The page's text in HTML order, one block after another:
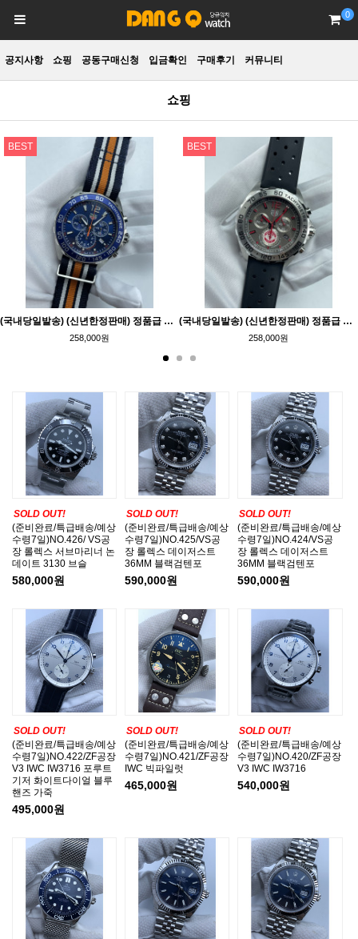
0
공지사항 쇼핑 공동구매신청 입금확인 구매후기 커뮤니티
쇼핑
BEST
(국내당일발송) (신년한정판매) 정품급 태그호이어 CAZ1014
258,000원
BEST
(국내당일발송) (신년한정판매) 정품급 태그호이어 CAZ101M.FT8024
258,000원
SOLD OUT!
(준비완료/특급배송/예상
수령7일)NO.426/ VS공
장 롤렉스 서브마리너 논
데이트 3130 브슬
580,000원
SOLD OUT!
(준비완료/특급배송/예상
수령7일)NO.425/VS공
장 롤렉스 데이저스트
36MM 블랙검텐포
590,000원
SOLD OUT!
(준비완료/특급배송/예상
수령7일)NO.424/VS공
장 롤렉스 데이저스트
36MM 블랙검텐포
590,000원
SOLD OUT!
(준비완료/특급배송/예상
수령7일)NO.422/ZF공장
V3 IWC IW3716 포루트
기저 화이트다이얼 블루
핸즈 가죽
495,000원
SOLD OUT!
(준비완료/특급배송/예상
수령7일)NO.421/ZF공장
IWC 빅파일럿
465,000원
SOLD OUT!
(준비완료/특급배송/예상
수령7일)NO.420/ZF공장
V3 IWC IW3716
540,000원